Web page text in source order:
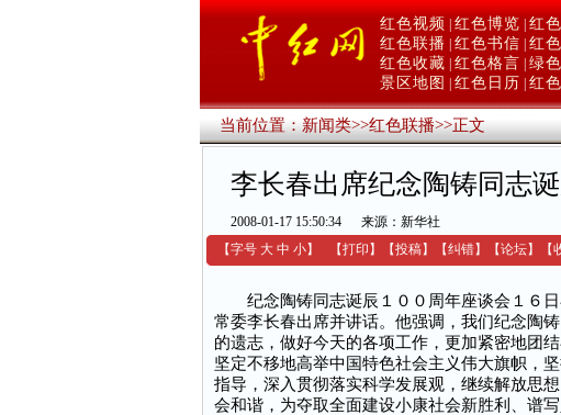
红色视频 红色博览 红
红色联播 红色书信 红
红色收藏 红色格言 绿
景区地图
红色日历 红
当前位置：新闻类>>红色联播>>正文
李长春出席纪念陶铸同志
2008-01-17 15:50:34 来源：新华社
【字号 大 中 小】 【打印 】 【投稿】 【纠错】 【论坛】 【
纪念陶铸同志诞辰１００周年座谈会１６日
常委李长春出席并讲话。他强调，我们纪念陶
的遗志，做好今天的各项工作，更加紧密地团
坚定不移地高举中国特色社会主义伟大旗帜，
指导，深入贯彻落实科学发展观，继续解放思
会和谐，为夺取全面建设小康社会新胜利、谱